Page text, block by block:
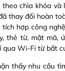
chìa khóa và
thay đổi hoàn
hợp công
thẻ từ, mật mã,
qua Wi-Fi từ bất
thấy nhu cầu